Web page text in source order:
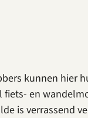
kunnen hier
en
is verrassend